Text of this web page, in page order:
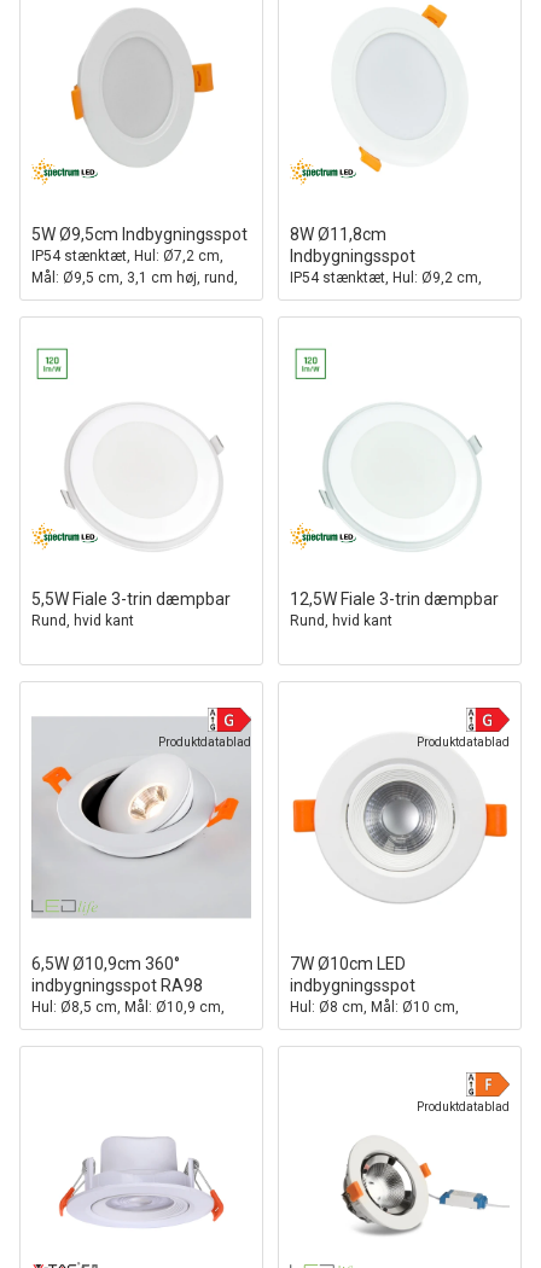
5W Ø9,5cm Indbygningsspot
IP54 stænktæt, Hul: Ø7,2 cm,
Mål: Ø9,5 cm, 3,1 cm høj, rund,
hvid kant
8W Ø11,8cm
Indbygningsspot
IP54 stænktæt, Hul: Ø9,2 cm,
Mål: Ø11,8 cm, 3,1 cm høj, rund,
hvid kant
5,5W Fiale 3-trin dæmpbar
Rund, hvid kant
12,5W Fiale 3-trin dæmpbar
Rund, hvid kant
Produktdatablad
6,5W Ø10,9cm 360°
indbygningsspot RA98
Hul: Ø8,5 cm, Mål: Ø10,9 cm,
360 grader justerbar, hvid kant
Produktdatablad
7W Ø10cm LED
indbygningsspot
Hul: Ø8 cm, Mål: Ø10 cm,
Indbygget driver
Produktdatablad